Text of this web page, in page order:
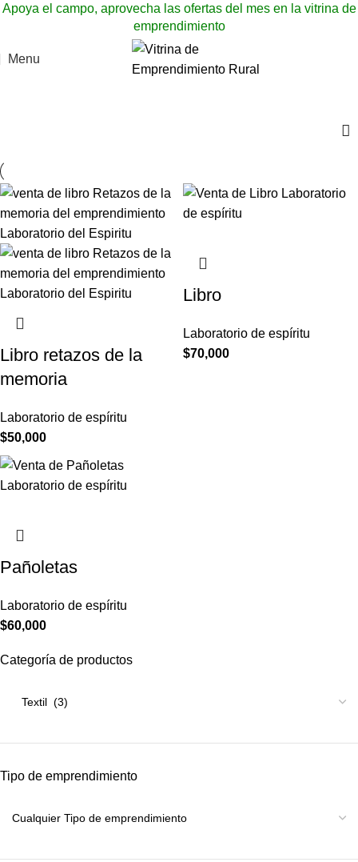
Apoya el campo, aprovecha las ofertas del mes en la vitrina de
emprendimiento
Menu
Categoría de productos
Tipo de emprendimiento
Libro retazos de la
memoria
Laboratorio de espíritu
$50,000
Libro
Laboratorio de espíritu
$70,000
Pañoletas
Laboratorio de espíritu
$60,000